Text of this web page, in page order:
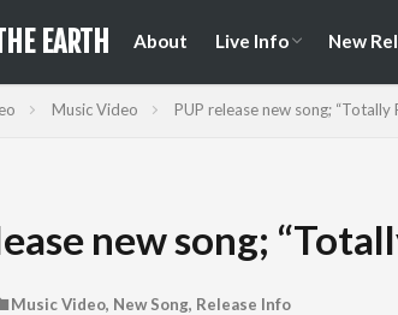
EARTH About Live Info New
Music Video PUP release new song; “Totally
new song;
Music Video, New Song, Release Info